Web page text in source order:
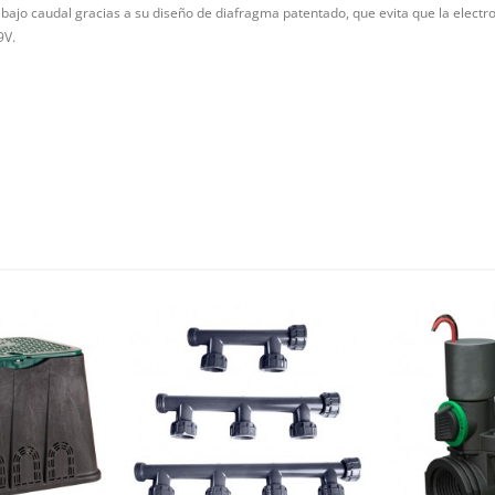
caudal gracias a su diseño de diafragma patentado, que evita que la